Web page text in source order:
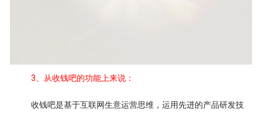
3、从收钱吧的功能上来说：
收钱吧是基于互联网生意运营思维，运用先进的产品研发技